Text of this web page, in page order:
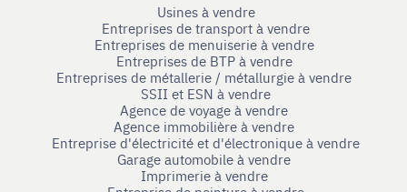
Usines à vendre
Entreprises de transport à vendre
Entreprises de menuiserie à vendre
Entreprises de BTP à vendre
Entreprises de métallerie / métallurgie à vendre
SSII et ESN à vendre
Agence de voyage à vendre
Agence immobilière à vendre
Entreprise d'électricité et d'électronique à vendre
Garage automobile à vendre
Imprimerie à vendre